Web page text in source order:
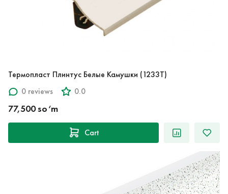
Термопласт Плинтус Белые Камушки (1233T)
0 reviews
0.0
77,500 so‘m
Cart